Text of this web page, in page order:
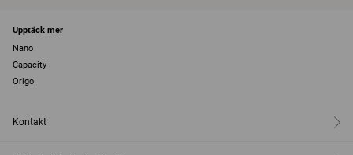
Upptäck mer
Nano
Capacity
Origo
Kontakt